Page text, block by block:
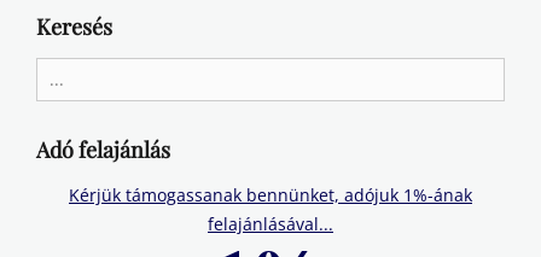
Keresés
for:
Adó felajánlás
Kérjük támogassanak bennünket, adójuk 1%-ának
felajánlásával...